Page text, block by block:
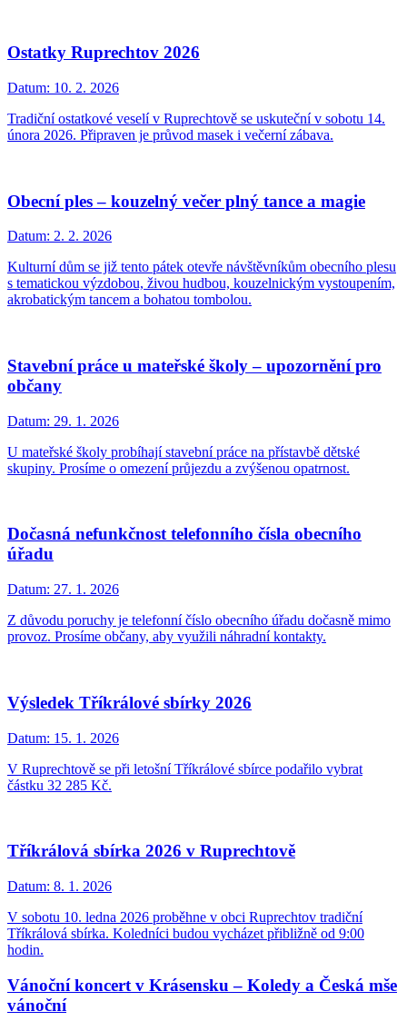
Ostatky Ruprechtov 2026
Datum: 10. 2. 2026
Tradiční ostatkové veselí v Ruprechtově se uskuteční v sobotu 14.
února 2026. Připraven je průvod masek i večerní zábava.
Obecní ples – kouzelný večer plný tance a magie
Datum: 2. 2. 2026
Kulturní dům se již tento pátek otevře návštěvníkům obecního plesu
s tematickou výzdobou, živou hudbou, kouzelnickým vystoupením,
akrobatickým tancem a bohatou tombolou.
Stavební práce u mateřské školy – upozornění pro
občany
Datum: 29. 1. 2026
U mateřské školy probíhají stavební práce na přístavbě dětské
skupiny. Prosíme o omezení průjezdu a zvýšenou opatrnost.
Dočasná nefunkčnost telefonního čísla obecního
úřadu
Datum: 27. 1. 2026
Z důvodu poruchy je telefonní číslo obecního úřadu dočasně mimo
provoz. Prosíme občany, aby využili náhradní kontakty.
Výsledek Tříkrálové sbírky 2026
Datum: 15. 1. 2026
V Ruprechtově se při letošní Tříkrálové sbírce podařilo vybrat
částku 32 285 Kč.
Tříkrálová sbírka 2026 v Ruprechtově
Datum: 8. 1. 2026
V sobotu 10. ledna 2026 proběhne v obci Ruprechtov tradiční
Tříkrálová sbírka. Koledníci budou vycházet přibližně od 9:00
hodin.
Vánoční koncert v Krásensku – Koledy a Česká mše
vánoční